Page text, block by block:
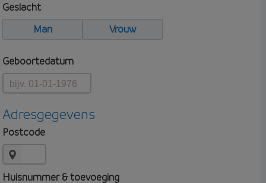
Geslacht
Man
Vrouw
Geboortedatum
Adresgegevens
Postcode
Huisnummer & toevoeging